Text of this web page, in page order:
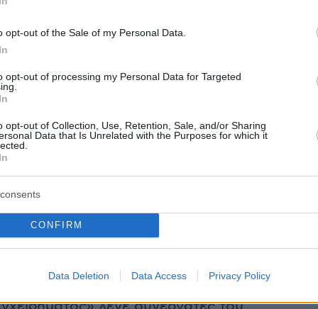
opt-out of the Sale of my Personal Data.
opt-out of processing my Personal Data for Targeted
opt-out of Collection, Use, Retention, Sale, and/or Sharing
Data that Is Unrelated with the Purposes for which it
CONFIRM
Data Deletion Data Access Privacy Policy
η Ελλάδα δεν καταβάλλει τη δόση
ευρώ προς το ΔΝΤ και έμεινε εκτός πλαισίου,
πλέον στις χώρες όπως η Ζιμπάμπουε με
ότι θέλουν να μας πετάξουν έξω από το ευρώ
κάνουν» διεμήνυε ο Αλέξης Τσίπρας μέσω
στην ΕΡΤ εκείνη την περίοδο.
παρακολουθεί με αγωνία και στην άλλη όχθη
προς την Μέγκελ. «Το μήνυμα Ομπάμα στη
την κληρονομιά της: Αν θέλει να την
ως εκείνη που έσωσε την Ευρώπη, αλλά ως
τη διάλυση του ευρώ και του